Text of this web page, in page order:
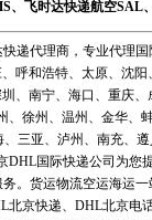
、 飞时达快递航空SAL
递代理商，专业代理
呼和浩特、太原、沈
、南宁、海口、重庆
徐州、温州、金华
三亚、泸州、南充、
国际快递公司为
。货运物流空运海运
京快递、DHL北京电